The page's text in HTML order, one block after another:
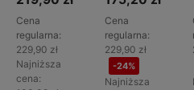
Cena
regularna:
229,90 zł
Najniższa
cena:
Cena
regularna:
229,90 zł
-24%
Najniższa